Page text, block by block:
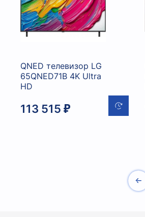
QNED телевизор LG
65QNED71B 4K Ultra
HD
113 515 ₽